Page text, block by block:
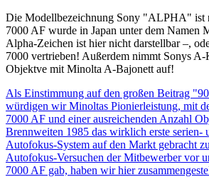
Die Modellbezeichnung Sony "ALPHA" ist
7000 AF wurde in Japan unter dem Namen
Alpha-Zeichen ist hier nicht darstellbar –,
7000 vertrieben! Außerdem nimmt Sonys
Objektve mit Minolta A-Bajonett auf!
Als Einstimmung auf den großen Beitrag
würdigen wir Minoltas Pionierleistung, mit
7000 AF und einer ausreichenden Anzahl
Brennweiten 1985 das wirklich erste serien-
Autofokus-System auf den Markt gebracht
Autofokus-Versuchen der Mitbewerber vor
7000 AF gab, haben wir hier